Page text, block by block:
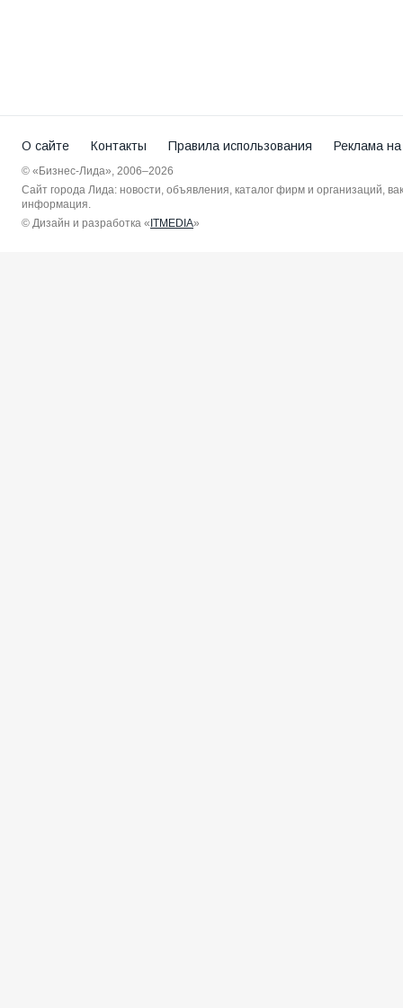
О сайте Контакты Правила использования Реклама
© «Бизнес-Лида», 2006–2026
Сайт города Лида: новости, объявления, каталог фирм и организаций,
информация.
© Дизайн и разработка « ITMEDIA»